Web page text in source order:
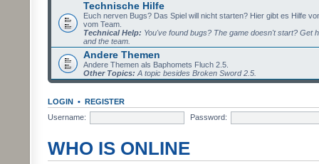
Technische Hilfe
Euch nerven Bugs? Das Spiel will nicht starten? Hier gibt es Hilfe
vom Team.
Technical Help: You've found bugs? The game doesn't start? Get
and the team.
Andere Themen
Andere Themen als Baphomets Fluch 2.5.
Other Topics: A topic besides Broken Sword 2.5.
LOGIN • REGISTER
Username:
Password:
WHO IS ONLINE